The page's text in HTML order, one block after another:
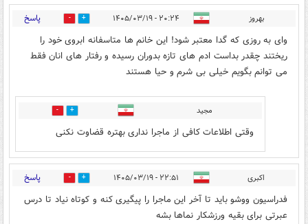
بهروز ۲۰:۲۴ - ۱۴۰۵/۰۳/۱۹ 2 پاسخ
وای به روزی که گدا معتبر شود! این خانم ها متاسفانه ابروی خود را
ریختند چقدر بداست ادم های تازه بدوران رسیده و رفتار های انان فقط
می توانم بگویم خیلی بی شرم و حیا هستند
مجید 0
وقتی اطلاعات کافی از ماجرا نداری بهتره قضاوت نکنی
اکبری ۲۲:۵۱ - ۱۴۰۵/۰۳/۱۹ 1 پاسخ
فدراسیون ووشو باید تا آخر این ماجرا را پیگیری کنه و کوتاه نیاد تا درس
عبرتی برای بقیه ورزشکار نماها بشه